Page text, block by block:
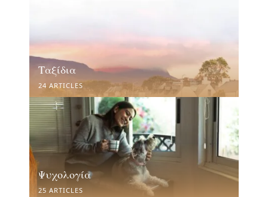
Ταξίδια
24 ARTICLES
Ψυχολογία
25 ARTICLES